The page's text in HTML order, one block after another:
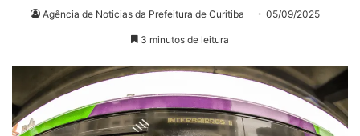
Agência de Noticias da Prefeitura de Curitiba 05/09/2025
3 minutos de leitura